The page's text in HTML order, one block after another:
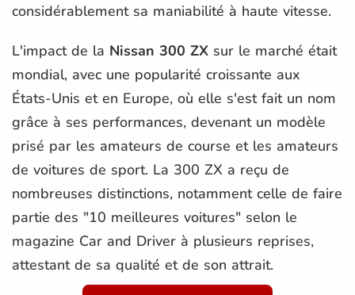
considérablement sa maniabilité à haute vitesse.
L'impact de la Nissan 300 ZX sur le marché était
mondial, avec une popularité croissante aux
États-Unis et en Europe, où elle s'est fait un nom
grâce à ses performances, devenant un modèle
prisé par les amateurs de course et les amateurs
de voitures de sport. La 300 ZX a reçu de
nombreuses distinctions, notamment celle de faire
partie des "10 meilleures voitures" selon le
magazine Car and Driver à plusieurs reprises,
attestant de sa qualité et de son attrait.